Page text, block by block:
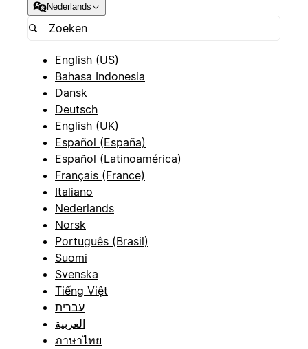
Nederlands
English (US)
Bahasa Indonesia
Dansk
Deutsch
English (UK)
Español (España)
Español (Latinoamérica)
Français (France)
Italiano
Nederlands
Norsk
Português (Brasil)
Suomi
Svenska
Tiếng Việt
עברית
العربية
ภาษาไทย